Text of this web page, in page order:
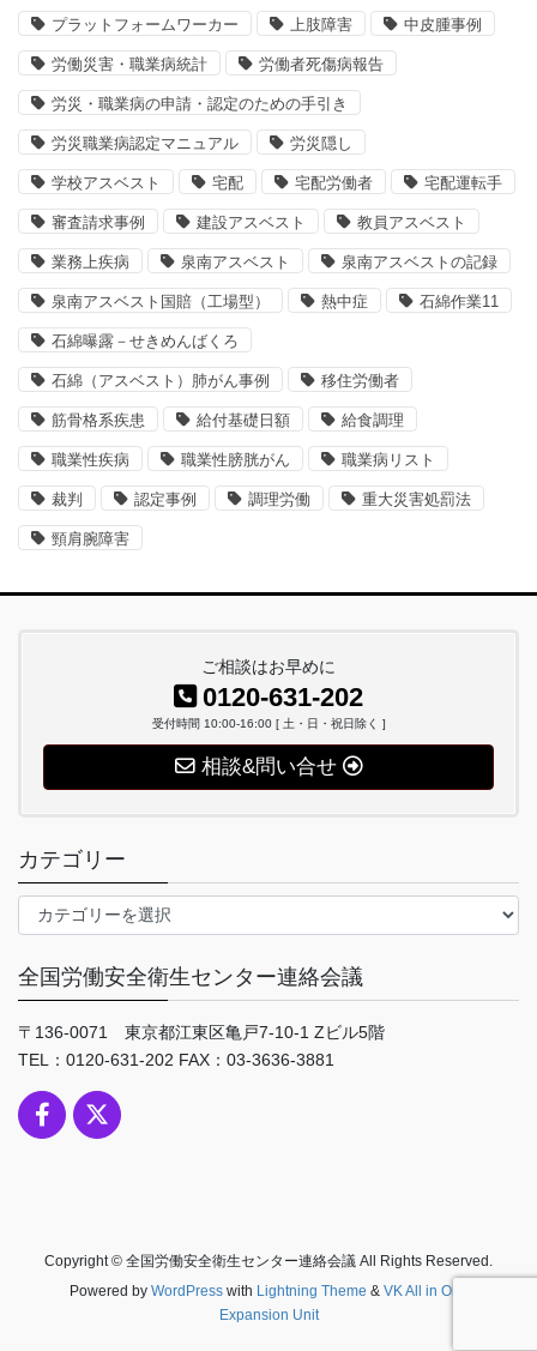
プラットフォームワーカー 上肢障害 中皮腫事例
労働災害・職業病統計 労働者死傷病報告
労災・職業病の申請・認定のための手引き
労災職業病認定マニュアル 労災隠し
学校アスベスト 宅配 宅配労働者 宅配運転手
審査請求事例 建設アスベスト 教員アスベスト
業務上疾病 泉南アスベスト 泉南アスベストの記録
泉南アスベスト国賠（工場型） 熱中症 石綿作業11
石綿曝露－せきめんばくろ
石綿（アスベスト）肺がん事例 移住労働者
筋骨格系疾患 給付基礎日額 給食調理
職業性疾病 職業性膀胱がん 職業病リスト
裁判 認定事例 調理労働 重大災害処罰法
頸肩腕障害
ご相談はお早めに
0120-631-202
受付時間 10:00-16:00 [ 土・日・祝日除く ]
相談&問い合せ
カテゴリー
テ
リ
ー
全国労働安全衛生センター連絡会議
〒136-0071 東京都江東区亀戸7-10-1 Zビル5階
TEL：0120-631-202 FAX：03-3636-3881
Copyright © 全国労働安全衛生センター連絡会議 All Rights Reserved.
Powered by WordPresswith Lightning Theme & VK All in One
Expansion Unit